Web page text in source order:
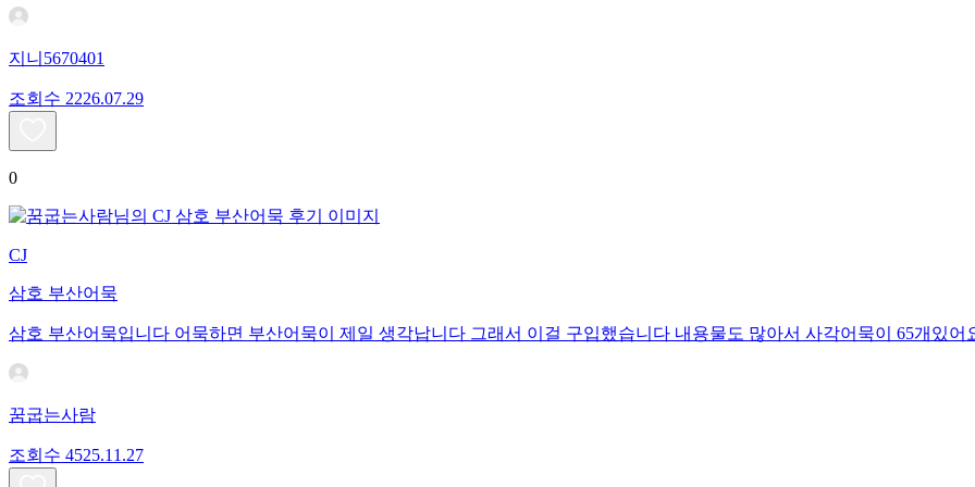
지니5670401
조회수 2226.07.29
0
CJ
삼호 부산어묵
삼호 부산어묵입니다 어묵하면 부산어묵이 제일 생각납니다 그래서 이걸 구입했습니다 내용물도 많아서 사각어묵이 65개있어
꿈굽는사람
조회수 4525.11.27